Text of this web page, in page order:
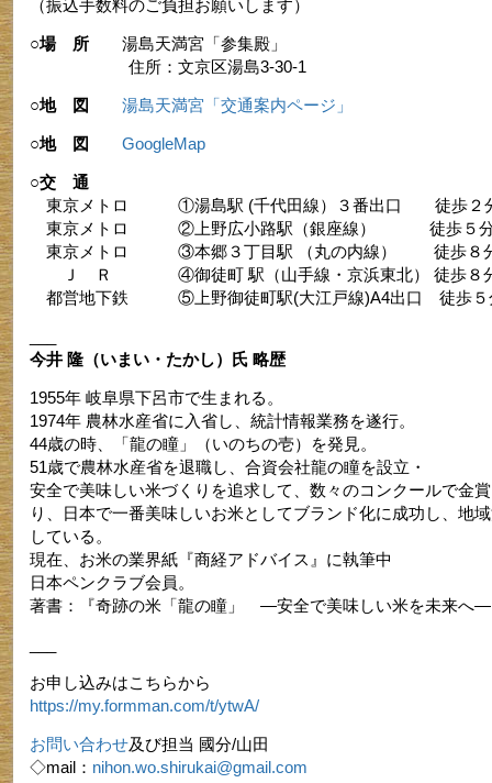
（振込手数料のご負担お願いします）
○場 所湯島天満宮「参集殿」
住所：文京区湯島3-30-1
○地 図 湯島天満宮「交通案内ページ」
○地 図 GoogleMap
○交 通
東京メトロ ①湯島駅 (千代田線）３番出口 徒歩２
東京メトロ ②上野広小路駅（銀座線） 徒歩５
東京メトロ ③本郷３丁目駅 （丸の内線） 徒歩８
Ｊ Ｒ ④御徒町 駅（山手線・京浜東北） 徒歩８
都営地下鉄 ⑤上野御徒町駅(大江戸線)A4出口 徒歩５
今井 隆（いまい・たかし）氏 略歴
1955年 岐阜県下呂市で生まれる。
1974年 農林水産省に入省し、統計情報業務を遂行。
44歳の時、「龍の瞳」（いのちの壱）を発見。
51歳で農林水産省を退職し、合資会社龍の瞳を設立・
安全で美味しい米づくりを追求して、数々のコンクールで金
り、日本で一番美味しいお米としてブランド化に成功し、地
している。
現在、お米の業界紙『商経アドバイス』に執筆中
日本ペンクラブ会員。
著書：『奇跡の米「龍の瞳」 ―安全で美味しい米を未来へ
お申し込みはこちらから
https://my.formman.com/t/ytwA/
お問い合わせ及び担当 國分/山田
◇mail： nihon.wo.shirukai@gmail.com